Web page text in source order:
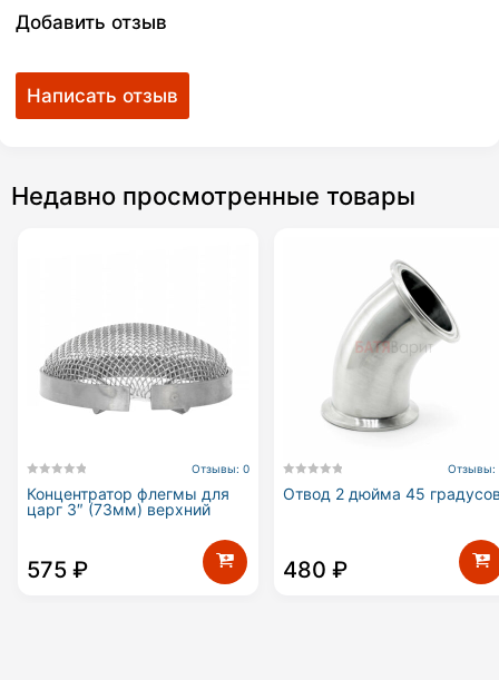
Добавить отзыв
Написать отзыв
Недавно просмотренные товары
Отзывы: 0
Концентратор флегмы для
царг 3″ (73мм) верхний
575 ₽
Отзывы:
Отвод 2 дюйма 45
480 ₽